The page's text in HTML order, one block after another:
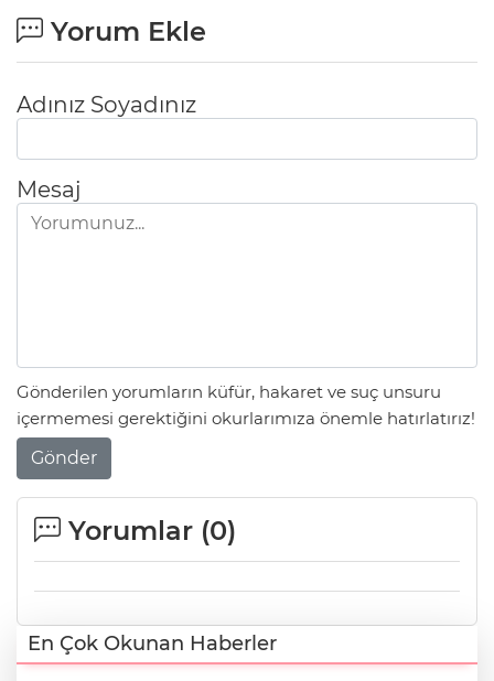
Yorum Ekle
Adınız Soyadınız
Mesaj
Gönderilen yorumların küfür, hakaret ve suç unsuru
içermemesi gerektiğini okurlarımıza önemle hatırlatırız!
Gönder
Yorumlar (0)
En Çok Okunan Haberler